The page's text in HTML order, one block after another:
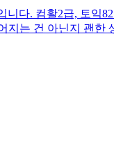
다. 컴활2급, 토익
지는 건 아닌지 괜한